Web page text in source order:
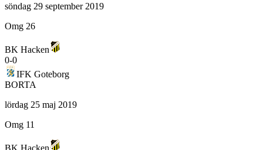
söndag 29 september 2019
Omg 26
BK Hacken
0-0
IFK Goteborg
BORTA
lördag 25 maj 2019
Omg 11
BK Hacken